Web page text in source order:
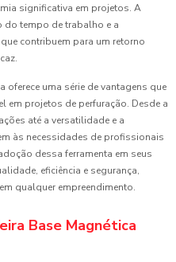
significativa em projetos. A
do tempo de trabalho e a
contribuem para um retorno
oferece uma série de vantagens que
em projetos de perfuração. Desde a
até a versatilidade e a
às necessidades de profissionais
dessa ferramenta em seus
eficiência e segurança,
qualquer empreendimento.
Base Magnética